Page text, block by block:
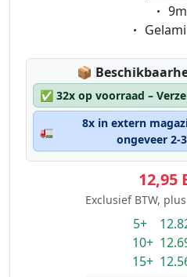
📦 Lagerstatus:
✅ 32x op voorraad –
🚛
8x in extern
ongeveer 2-
12,95
Exclusief BTW,
5+
10+
15+